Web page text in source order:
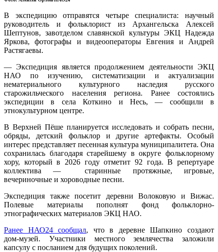
В экспедицию отправятся четыре специалиста: научный
руководитель и фольклорист из Архангельска Алексей
Шептунов, завотделом славянской культуры ЭКЦ Надежда
Яркова, фотографы и видеооператоры Евгения и Андрей
Растягаевы.
— Экспедиция является продолжением деятельности ЭКЦ
НАО по изучению, систематизации и актуализации
нематериального культурного наследия русского
старожильческого населения региона. Ранее состоялись
экспедиции в села Коткино и Несь, — сообщили в
этнокультурном центре.
В Верхней Пёше планируется исследовать и собрать песни,
обряды, детский фольклор и другие артефакты. Особый
интерес представляет песенная культура муниципалитета. Она
сохранилась благодаря старейшему в округе фольклорному
хору, который в 2026 году отметит 92 года. В репертуаре
коллектива — старинные протяжные, игровые,
вечериночные и хороводные песни.
Экспедиция также посетит деревни Волоковую и Вижас.
Полевые материалы пополнят фонд фольклорно-
этнографических материалов ЭКЦ НАО.
Ранее НАО24 сообщал, что в деревне Шапкино создают
дом‑музей. Участники местного землячества заложили
капсулу с посланием для будущих поколений.